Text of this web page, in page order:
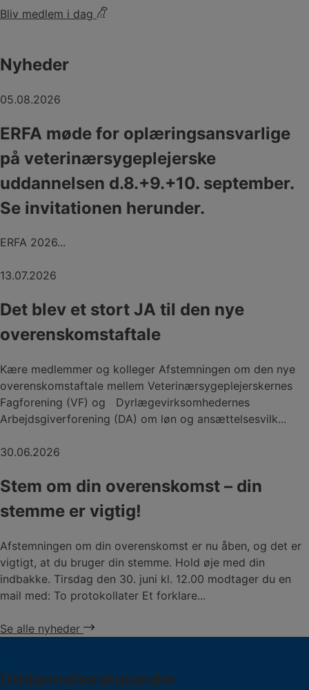
Bliv medlem i dag
Nyheder
05.08.2026
ERFA møde for oplæringsansvarlige
på veterinærsygeplejerske
uddannelsen d.8.+9.+10. september.
Se invitationen herunder.
ERFA 2026...
13.07.2026
Det blev et stort JA til den nye
overenskomstaftale
Kære medlemmer og kolleger Afstemningen om den nye
overenskomstaftale mellem Veterinærsygeplejerskernes
Fagforening (VF) og Dyrlægevirksomhedernes
Arbejdsgiverforening (DA) om løn og ansættelsesvilk...
30.06.2026
Stem om din overenskomst – din
stemme er vigtig!
Afstemningen om din overenskomst er nu åben, og det er
vigtigt, at du bruger din stemme. Hold øje med din
indbakke. Tirsdag den 30. juni kl. 12.00 modtager du en
mail med: To protokollater Et forklare...
Se alle nyheder
Uddannelseskalender